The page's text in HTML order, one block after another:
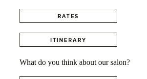
RATES
ITINERARY
What do you think about our salon?